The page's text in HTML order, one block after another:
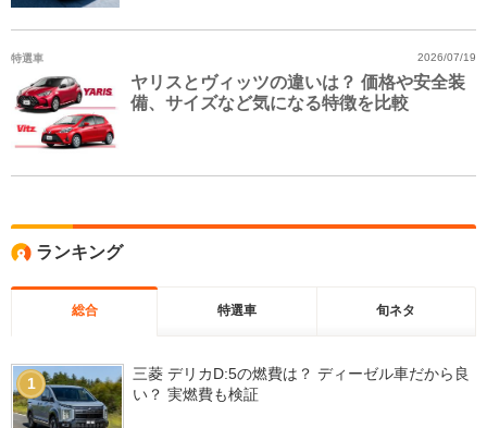
特選車
ヤリスとヴィッツの違いは？ 価格や安全装
備、サイズなど気になる特徴を比較
2026/07/19
ランキング
総合 特選車 旬ネタ
1
三菱 デリカD:5の燃費は？ ディーゼル車だから良
い？ 実燃費も検証